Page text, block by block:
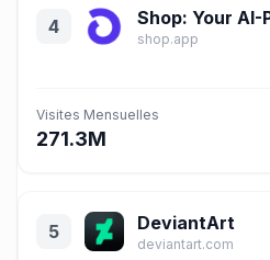
4
shop.app
Visites Mensuelles
271.3M
5 DeviantArt
deviantart.com